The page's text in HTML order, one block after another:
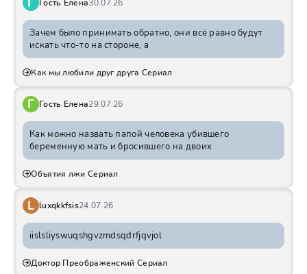
Гость Елена30.07.26
Зачем было принимать обратно, они всё равно будут
искать что-то на стороне, а
Как мы любили друг друга Сериал
Г Гость Елена29.07.26
Как можно назвать папой человека убившего
беременную мать и бросившего на двоих
Объятия лжи Сериал
L luxqkkfsis24.07.26
iislsliyswuqshgvzmdsqdrfjqvjol
Доктор Преображенский Сериал